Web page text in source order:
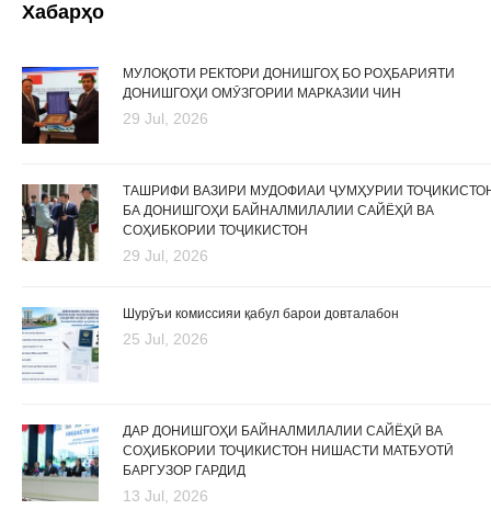
Хабарҳо
МУЛОҚОТИ РЕКТОРИ ДОНИШГОҲ БО РОҲБАРИЯТИ
ДОНИШГОҲИ ОМӮЗГОРИИ МАРКАЗИИ ЧИН
29 Jul, 2026
ТАШРИФИ ВАЗИРИ МУДОФИАИ ҶУМҲУРИИ
БА ДОНИШГОҲИ БАЙНАЛМИЛАЛИИ САЙЁҲӢ ВА
СОҲИБКОРИИ ТОҶИКИСТОН
29 Jul, 2026
Шурӯъи комиссияи қабул барои довталабон
25 Jul, 2026
ДАР ДОНИШГОҲИ БАЙНАЛМИЛАЛИИ САЙЁҲӢ ВА
СОҲИБКОРИИ ТОҶИКИСТОН НИШАСТИ МАТБУОТӢ
БАРГУЗОР ГАРДИД
13 Jul, 2026